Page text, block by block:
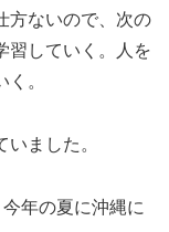
方ないので、次の
習していく。人を
。
ました。
年の夏に沖縄に